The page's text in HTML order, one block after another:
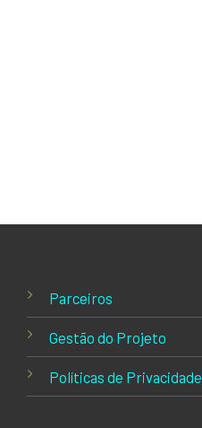
Parceiros
Gestão do Projeto
Políticas de Privacidade